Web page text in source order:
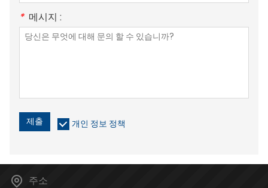
* 메시지 :
제출 개인 정보 정책
주소